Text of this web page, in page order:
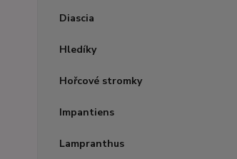
Diascia
Hledíky
Hořcové stromky
Impantiens
Lampranthus